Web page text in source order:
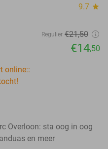
9.7 star
Regulier €21,50
€14,50
online::
Overloon: sta oog in oog
en meer